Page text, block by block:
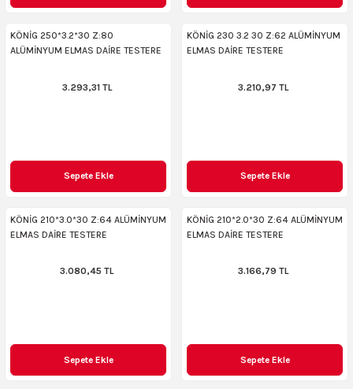
KÖNİG 250*3.2*30 Z:80
ALÜMİNYUM ELMAS DAİRE TESTERE
3.293,31 TL
Sepete Ekle
KÖNİG 230 3.2 30 Z:62 ALÜMİNYUM
ELMAS DAİRE TESTERE
3.210,97 TL
Sepete Ekle
KÖNİG 210*3.0*30 Z:64 ALÜMİNYUM
ELMAS DAİRE TESTERE
3.080,45 TL
Sepete Ekle
KÖNİG 210*2.0*30 Z:64 ALÜMİNYUM
ELMAS DAİRE TESTERE
3.166,79 TL
Sepete Ekle